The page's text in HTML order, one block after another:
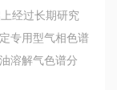
经过长期研究
专用型气相色谱
溶解气色谱分